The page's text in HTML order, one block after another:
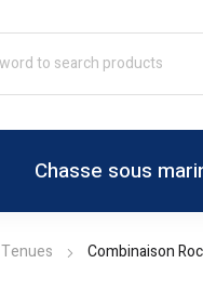
Chasse sous
Tenues Combinaison